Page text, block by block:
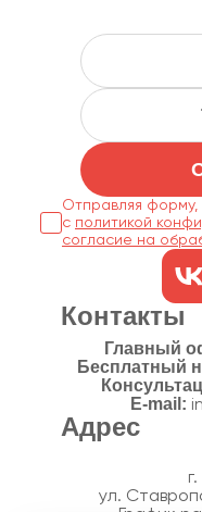
Отправляя форму,
с политикой
согласие на
Контакты
Главный
Бесплатный
E-mail:
Адрес
ул.